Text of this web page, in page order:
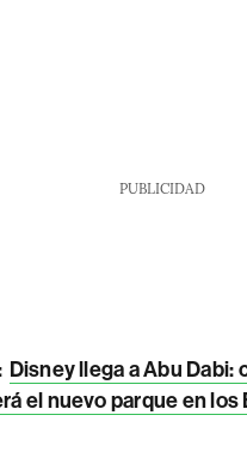
PUBLICIDAD
Disney llega a Abu Dabi:
el nuevo parque en los